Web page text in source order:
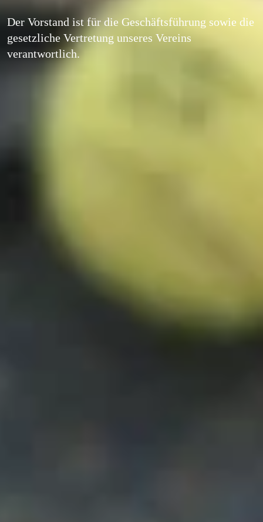
Der Vorstand ist für die Geschäftsführung sowie die
gesetzliche Vertretung unseres Vereins
verantwortlich.